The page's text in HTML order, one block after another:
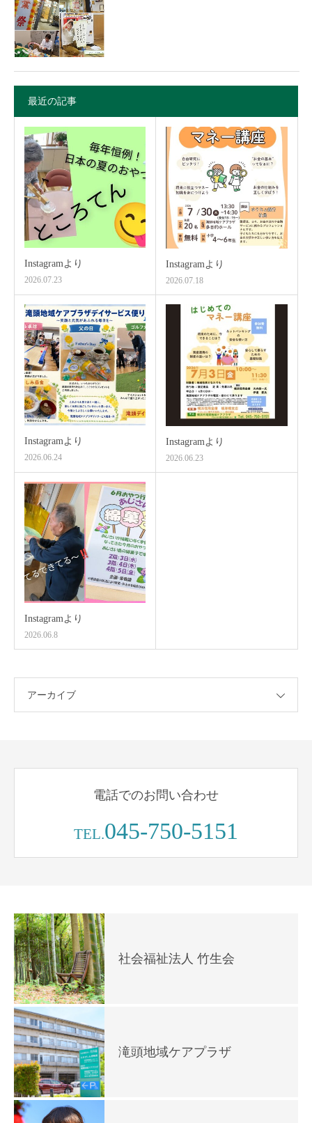
最近の記事
Instagramより
2026.07.23
Instagramより
2026.07.18
Instagramより
2026.06.24
Instagramより
2026.06.23
Instagramより
2026.06.8
アーカイブ
電話でのお問い合わせ
TEL.045-750-5151
社会福祉法人 竹生会
滝頭地域ケアプラザ